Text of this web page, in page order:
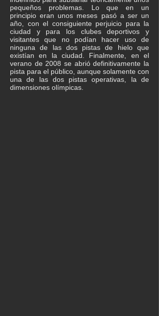
pequeños problemas. Lo que en un
principio eran unos meses pasó a ser un
año, con el consiguiente perjuicio para la
ciudad y para los clubes deportivos y
visitantes que no podían hacer uso de
ninguna de las dos pistas de hielo que
existían en la ciudad. Finalmente, en el
verano de 2008 se abrió definitivamente la
pista para el público, aunque solamente con
una de las dos pistas operativas, la de
dimensiones olímpicas.